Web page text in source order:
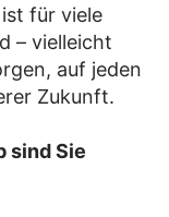
für viele
– vielleicht
auf jeden
Zukunft.
sind Sie